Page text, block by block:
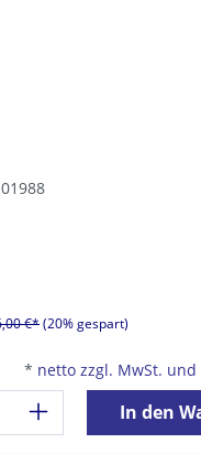
€*(20% gespart)
* netto zzgl. MwSt. und
In den